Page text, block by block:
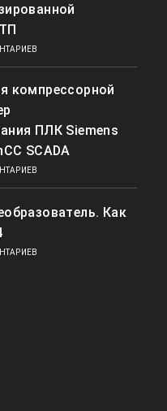
компрессорной
ПЛК Siemens
SCADA
Как